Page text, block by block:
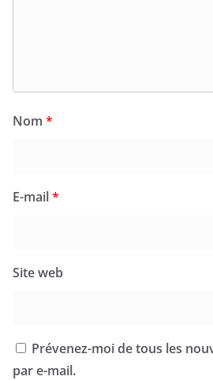
Nom *
E-mail*
Site web
Prévenez-moi de tous les
par e-mail.